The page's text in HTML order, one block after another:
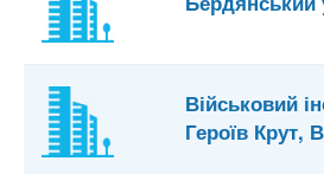
Військовий
Героїв Крут,